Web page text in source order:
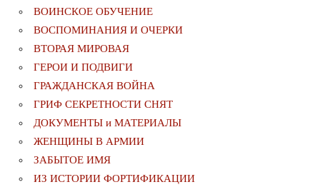
ВОИНСКОЕ ОБУЧЕНИЕ
ВОСПОМИНАНИЯ И ОЧЕРКИ
ВТОРАЯ МИРОВАЯ
ГЕРОИ И ПОДВИГИ
ГРАЖДАНСКАЯ ВОЙНА
ГРИФ СЕКРЕТНОСТИ СНЯТ
ДОКУМЕНТЫ и МАТЕРИАЛЫ
ЖЕНЩИНЫ В АРМИИ
ЗАБЫТОЕ ИМЯ
ИЗ ИСТОРИИ ФОРТИФИКАЦИИ